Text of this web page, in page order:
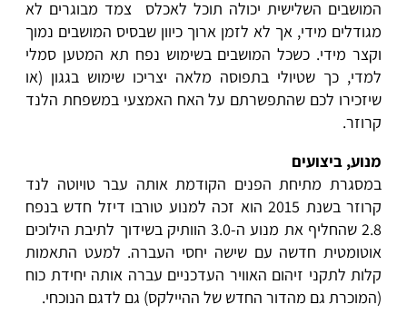
המושבים השלישית יכולה תוכל לאכלס צמד מבוגרים לא
מגודלים מידי, אך לא לזמן ארוך כיוון שבסיס המושבים נמוך
וקצר מידי. כשכל המושבים בשימוש נפח תא המטען סמלי
למדי, כך שטיולי בתפוסה מלאה יצריכו שימוש בגגון (או
שיזכירו לכם שהתפשרתם על האח האמצעי במשפחת הלנד
קרוזר.
מנוע, ביצועים
במסגרת מתיחת הפנים הקודמת אותה עבר טויוטה לנד
קרוזר בשנת 2015 הוא זכה למנוע טורבו דיזל חדש בנפח
2.8 שהחליף את מנוע ה-3.0 הוותיק בשידוך לתיבת הילוכים
אוטומטית חדשה עם שישה יחסי העברה. למעט התאמות
קלות לתקני זיהום האוויר העדכניים עברה אותה יחידת כוח
(המוכרת גם מהדור החדש של ההיילקס) גם לדגם הנוכחי.